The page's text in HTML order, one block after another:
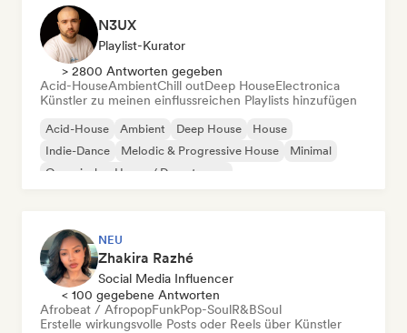
N3UX
Playlist-Kurator
> 2800 Antworten gegeben
Acid-HouseAmbientChill outDeep HouseElectronica
Künstler zu meinen einflussreichen Playlists hinzufügen
Acid-House Ambient Deep House
House
Indie-Dance
Melodic & Progressive House
Minimal
Organischer House / Downtempo
NEU
Zhakira Razhé
Social Media Influencer
< 100 gegebene Antworten
Afrobeat / AfropopFunkPop-SoulR&BSoul
Erstelle wirkungsvolle Posts oder Reels über Künstler